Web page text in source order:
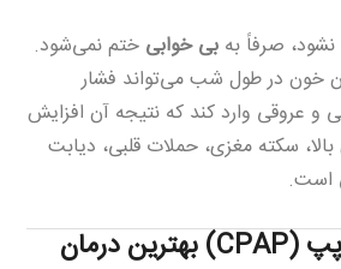
نشود، صرفاً به بی خوابی ختم نمی‌شود.
خون در طول شب می‌تواند فشار
و عروقی وارد کند که نتیجه آن افزایش
سکته مغزی، حملات قلبی، دیابت
چرا دستگاه سی پپ (CPAP) بهترین درمان